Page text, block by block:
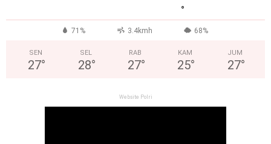
°
71% 3.4kmh 68%
SEN
27°
SEL
28°
RAB
27°
KAM
25°
JUM
27°
Website Polri